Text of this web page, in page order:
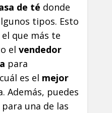
de té donde
tipos. Esto
que más te
el vendedor
para
es el mejor
Además, puedes
para una de las